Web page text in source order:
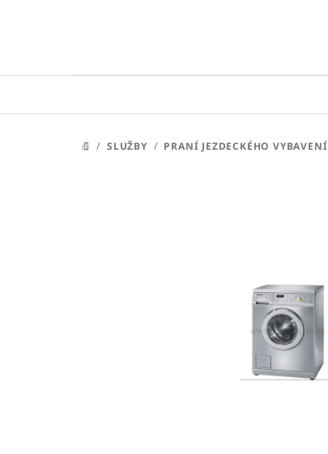
DOMŮ
/ SLUŽBY / PRANÍ JEZDECKÉHO VYBAVENÍ